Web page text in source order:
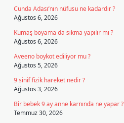
Cunda Adası’nın nüfusu ne kadardır ?
Ağustos 6, 2026
Kumaş boyama da sıkma yapılır mı ?
Ağustos 6, 2026
Aveeno boykot ediliyor mu ?
Ağustos 5, 2026
9 sinif fizik hareket nedir ?
Ağustos 3, 2026
Bir bebek 9 ay anne karnında ne yapar ?
Temmuz 30, 2026